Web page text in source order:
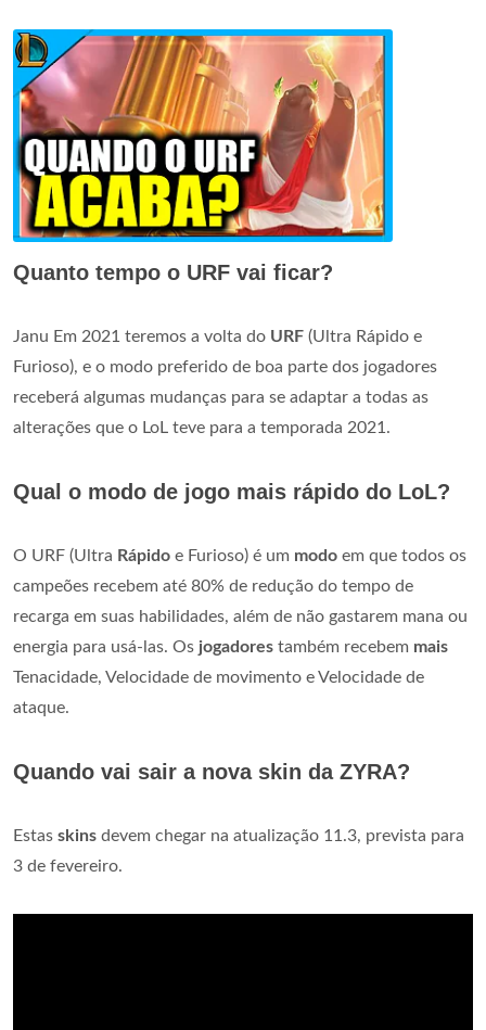
Quanto tempo o URF vai ficar?
Janu Em 2021 teremos a volta do URF (Ultra Rápido e
Furioso), e o modo preferido de boa parte dos jogadores
receberá algumas mudanças para se adaptar a todas as
alterações que o LoL teve para a temporada 2021.
Qual o modo de jogo mais rápido do LoL?
O URF (Ultra Rápido e Furioso) é um modo em que todos os
campeões recebem até 80% de redução do tempo de
recarga em suas habilidades, além de não gastarem mana ou
energia para usá-las. Os jogadores também recebem mais
Tenacidade, Velocidade de movimento e Velocidade de
ataque.
Quando vai sair a nova skin da ZYRA?
Estas skins devem chegar na atualização 11.3, prevista para
3 de fevereiro.